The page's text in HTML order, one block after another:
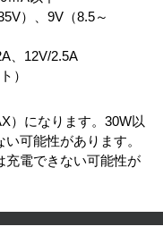
）、9V（8.5～
12V/2.5A
）
）になります。30W以
可能性があります。
電できない可能性が